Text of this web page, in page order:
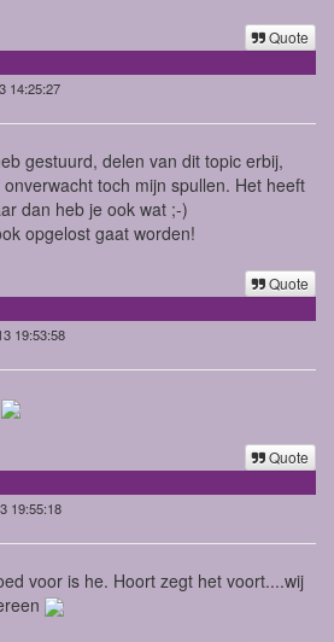
Quote
14:25:27
gestuurd, delen van dit topic erbij,
toch mijn spullen. Het heeft
dan heb je ook wat ;-)
opgelost gaat worden!
Quote
19:53:58
Quote
19:55:18
voor is he. Hoort zegt het voort....wij